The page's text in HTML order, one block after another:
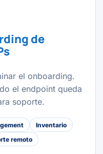
de
el onboarding.
el endpoint queda
soporte.
Inventario
remoto